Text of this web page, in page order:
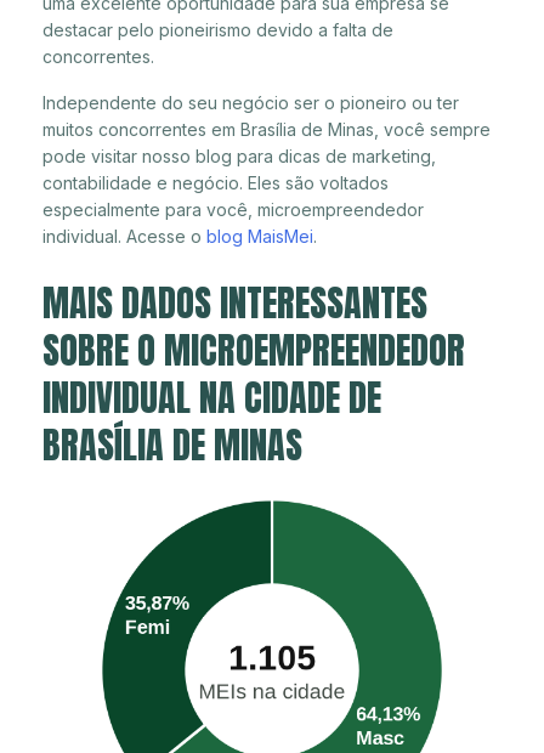
destacar pelo pioneirismo devido a falta de
concorrentes.
Independente do seu negócio ser o pioneiro ou ter
muitos concorrentes em Brasília de Minas, você sempre
pode visitar nosso blog para dicas de marketing,
contabilidade e negócio. Eles são voltados
especialmente para você, microempreendedor
individual. Acesse o blog MaisMei.
MAIS DADOS INTERESSANTES
SOBRE O MICROEMPREENDEDOR
INDIVIDUAL NA CIDADE DE
BRASÍLIA DE MINAS